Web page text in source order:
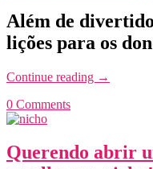
Além de
lições para os
Continue reading →
0 Comments
Querendo abrir